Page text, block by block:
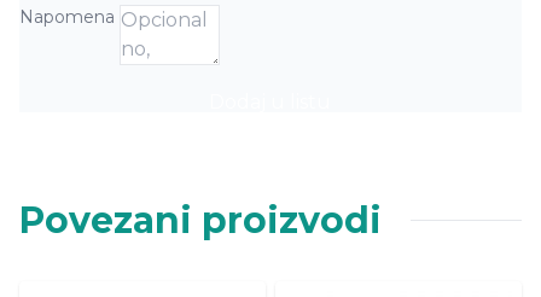
Napomena
Povezani proizvodi